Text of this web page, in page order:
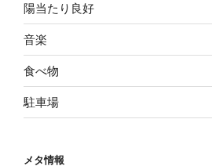
陽当たり良好
音楽
食べ物
駐車場
メタ情報